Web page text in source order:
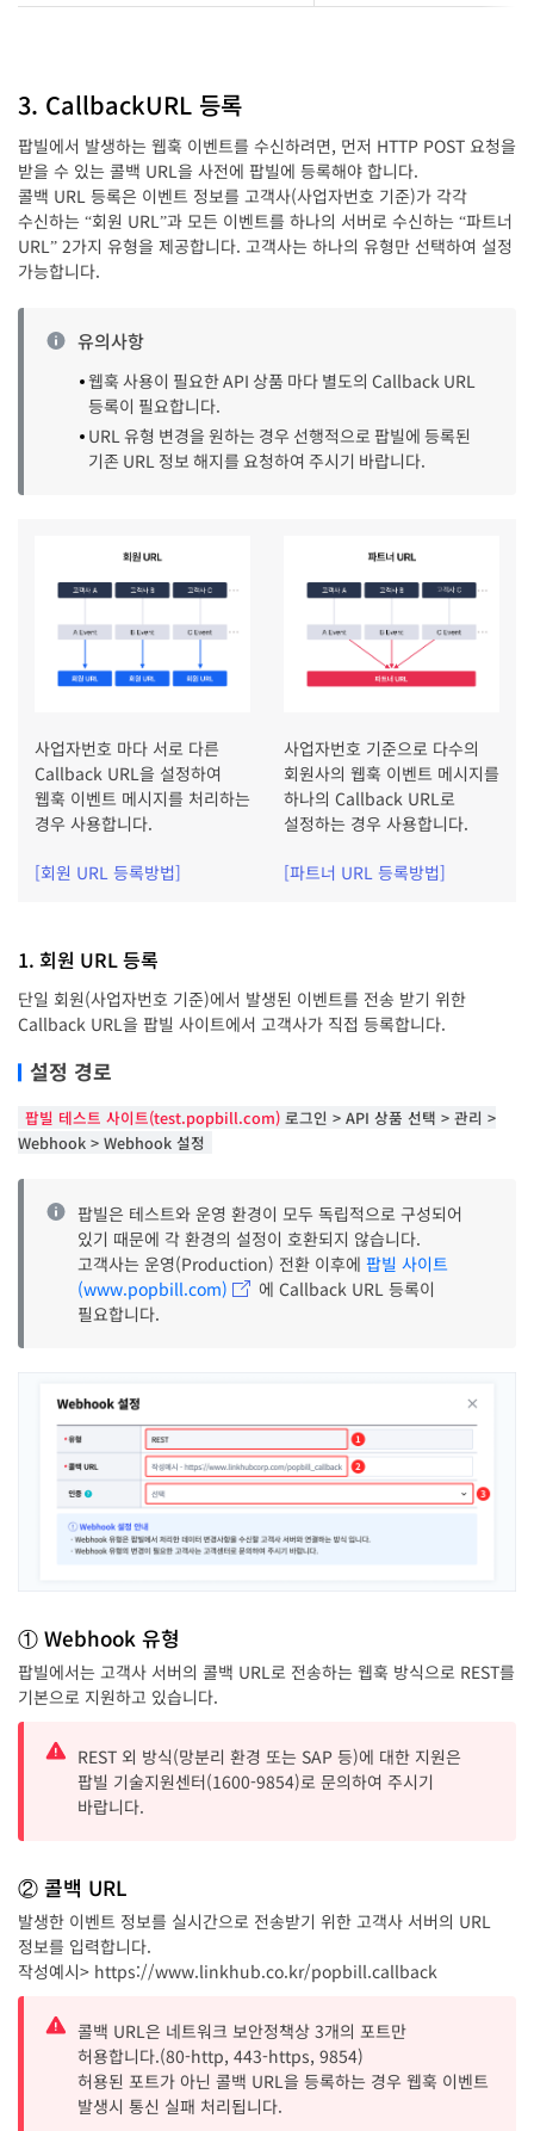
3. CallbackURL 등록
팝빌에서 발생하는 웹훅 이벤트를 수신하려면, 먼저 HTTP POST 요청을
받을 수 있는 콜백 URL을 사전에 팝빌에 등록해야 합니다.
콜백 URL 등록은 이벤트 정보를 고객사(사업자번호 기준)가 각각
수신하는 “회원 URL”과 모든 이벤트를 하나의 서버로 수신하는 “파트너
URL” 2가지 유형을 제공합니다. 고객사는 하나의 유형만 선택하여 설정
가능합니다.
유의사항
웹훅 사용이 필요한 API 상품 마다 별도의 Callback URL
등록이 필요합니다.
URL 유형 변경을 원하는 경우 선행적으로 팝빌에 등록된
기존 URL 정보 해지를 요청하여 주시기 바랍니다.
사업자번호 마다 서로 다른
Callback URL을 설정하여
웹훅 이벤트 메시지를 처리하는
경우 사용합니다.
[회원 URL 등록방법]
사업자번호 기준으로 다수의
회원사의 웹훅 이벤트 메시지를
하나의 Callback URL로
설정하는 경우 사용합니다.
[파트너 URL 등록방법]
1. 회원 URL 등록
단일 회원(사업자번호 기준)에서 발생된 이벤트를 전송 받기 위한
Callback URL을 팝빌 사이트에서 고객사가 직접 등록합니다.
설정 경로
팝빌 테스트 사이트(test.popbill.com) 로그인 > API 상품 선택 > 관리 >
Webhook > Webhook 설정
팝빌은 테스트와 운영 환경이 모두 독립적으로 구성되어
있기 때문에 각 환경의 설정이 호환되지 않습니다.
고객사는 운영(Production) 전환 이후에 팝빌 사이트
(www.popbill.com)
에 Callback URL 등록이
필요합니다.
① Webhook 유형
팝빌에서는 고객사 서버의 콜백 URL로 전송하는 웹훅 방식으로 REST를
기본으로 지원하고 있습니다.
REST 외 방식(망분리 환경 또는 SAP 등)에 대한 지원은
팝빌 기술지원센터(1600-9854)로 문의하여 주시기
바랍니다.
② 콜백 URL
발생한 이벤트 정보를 실시간으로 전송받기 위한 고객사 서버의 URL
정보를 입력합니다.
작성예시> https://www.linkhub.co.kr/popbill.callback
콜백 URL은 네트워크 보안정책상 3개의 포트만
허용합니다.(80-http, 443-https, 9854)
허용된 포트가 아닌 콜백 URL을 등록하는 경우 웹훅 이벤트
발생시 통신 실패 처리됩니다.